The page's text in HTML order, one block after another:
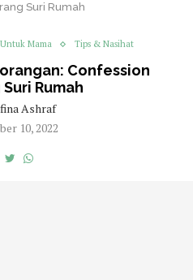
Suri Rumah
Mama Tips & Nasihat
Confession
Rumah
Ashraf
10, 2022